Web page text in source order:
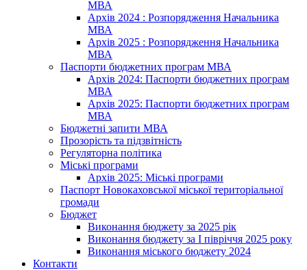
МВА
Архів 2024 : Розпорядження Начальника
МВА
Архів 2025 : Розпорядження Начальника
МВА
Паспорти бюджетних програм МВА
Архів 2024: Паспорти бюджетних програм
МВА
Архів 2025: Паспорти бюджетних програм
МВА
Бюджетні запити МВА
Прозорість та підзвітність
Регуляторна політика
Міські програми
Архів 2025: Міські програми
Паспорт Новокаховської міської територіальної
громади
Бюджет
Виконання бюджету за 2025 рік
Виконання бюджету за І півріччя 2025 року
Виконання міського бюджету 2024
Контакти